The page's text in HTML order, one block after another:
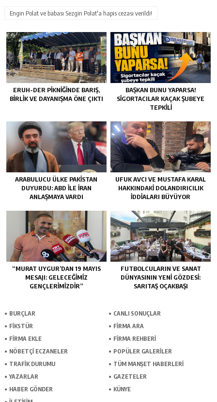
Engin Polat ve babası Sezgin Polat'a hapis cezası verildi!
ERUH-DER PIKNIĞINDE BARIŞ,
BIRLIK VE DAYANIŞMA ÖNE ÇIKTI
BAŞKAN BUNU YAPARSA!
SIGORTACILAR KAÇAK ŞUBEYE
TEPKILI
ARABULUCU ÜLKE PAKISTAN
DUYURDU: ABD ILE İRAN
ANLAŞMAYA VARDI
UFUK AVCI VE MUSTAFA KARAL
HAKKINDAKI DOLANDIRICILIK
İDDIALARI BÜYÜYOR
“MURAT UYGUR’DAN 19 MAYIS
MESAJI: GELECEĞIMIZ
GENÇLERIMIZDIR”
FUTBOLCULARIN VE SANAT
DÜNYASININ YENI GÖZDESI:
SARITAŞ OÇAKBAŞI
BURÇLAR
CANLI SONUÇLAR
FİKSTÜR
FİRMA ARA
FİRMA EKLE
FİRMA REHBERİ
NÖBETÇİ ECZANELER
POPÜLER GALERİLER
TRAFİK DURUMU
TÜM MANŞET HABERLERİ
YAZARLAR
GAZETELER
HABER GÖNDER
KÜNYE